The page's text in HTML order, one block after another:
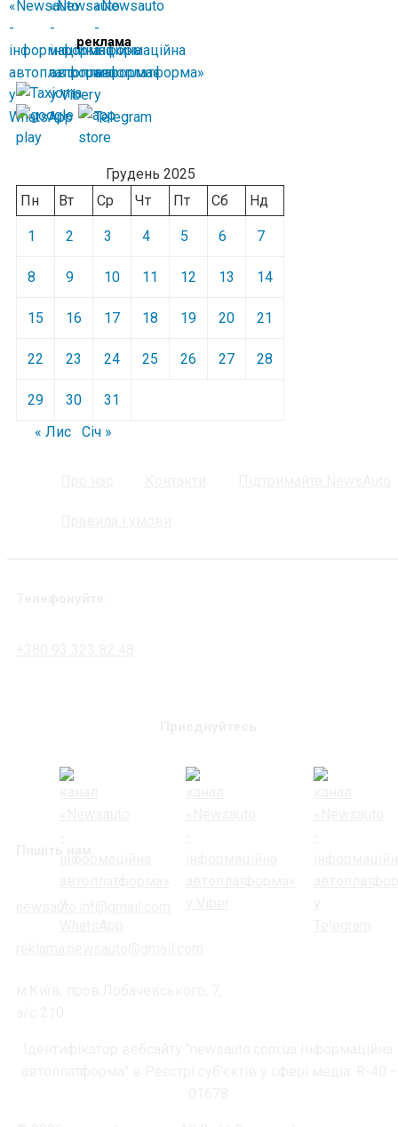
реклама
Грудень 2025
Пн
Вт Ср Чт Пт Сб Нд
1 2 3 4 5 6 7
8 9 10 11 12 13 14
15 16 17 18 19 20 21
22 23 24 25 26 27 28
29 30
31
« Лис
Січ »